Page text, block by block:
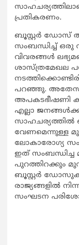
പ്രതികരണം.
ബൂസ്റ്റര്‍ ഡോസ്
സംബന്ധിച്ച് ഒരു
വിവരങ്ങള്‍
ശാസ്ത്രമേഖല
പറഞ്ഞു.
അപകടഭീഷണി
എല്ലാ
വേണമെന്നുള്ള
ലോകാരോഗ്യ
ഇത് സംബന്ധിച്ച
പുറത്തിറക്കും
ബൂസ്റ്റര്‍ ഡോസുകള്‍
രാജ്യങ്ങളില്‍
സംഘടന